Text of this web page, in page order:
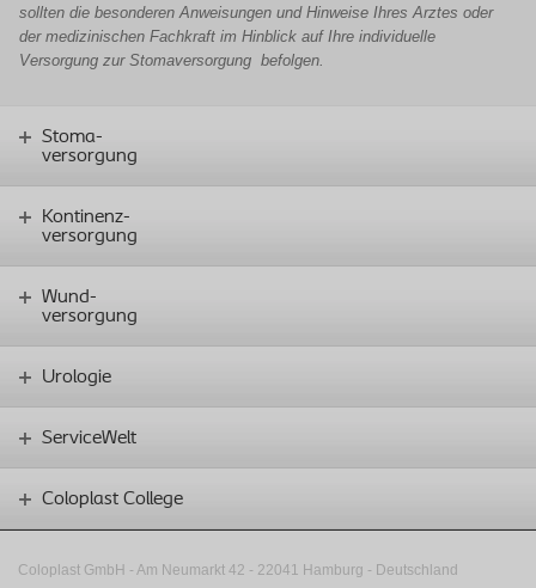
sollten die besonderen Anweisungen und Hinweise Ihres Arztes oder
der medizinischen Fachkraft im Hinblick auf Ihre individuelle
Versorgung zur Stomaversorgung befolgen.
Stoma-
versorgung
Kontinenz-
versorgung
Wund-
versorgung
Urologie
ServiceWelt
Coloplast College
Coloplast GmbH - Am Neumarkt 42 ‑ 22041 Hamburg - Deutschland